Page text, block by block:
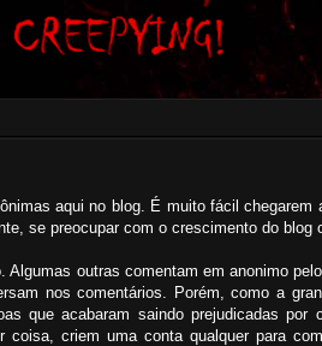
aqui no blog. É muito fácil
se preocupar com o crescimento do blog
outras comentam em anonimo
nos comentários. Porém, como a
que acabaram saindo prejudicadas
criem uma conta qualquer para